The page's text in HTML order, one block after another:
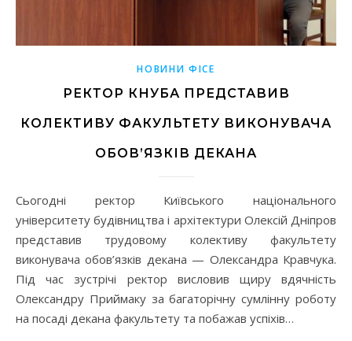
НОВИНИ ФІСЕ
РЕКТОР КНУБА ПРЕДСТАВИВ
КОЛЕКТИВУ ФАКУЛЬТЕТУ ВИКОНУВАЧА
ОБОВ’ЯЗКІВ ДЕКАНА
Сьогодні ректор Київського національного
університету будівництва і архітектури Олексій Дніпров
представив трудовому колективу факультету
виконувача обов’язків декана — Олександра Кравчука.
Під час зустрічі ректор висловив щиру вдячність
Олександру Приймаку за багаторічну сумлінну роботу
на посаді декана факультету та побажав успіхів…